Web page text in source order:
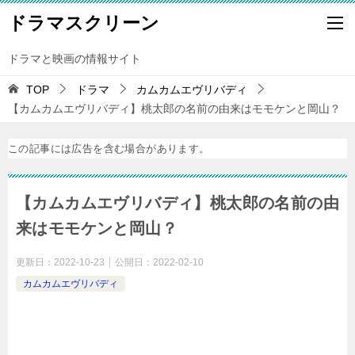
ドラマスクリーン
ドラマと映画の情報サイト
TOP ドラマ
カムカムエヴリバディ
【カムカムエヴリバディ】桃太郎の名前の由来はモモケンと岡山？
この記事には広告を含む場合があります。
【カムカムエヴリバディ】桃太郎の名前の由
来はモモケンと岡山？
更新日： 2022-10-23 公開日： 2022-02-10
カムカムエヴリバディ